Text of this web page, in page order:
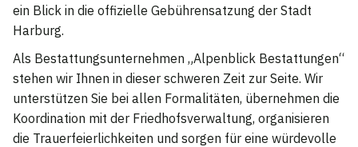
ein Blick in die offizielle Gebührensatzung der Stadt
Harburg.
Als Bestattungsunternehmen „Alpenblick Bestattungen“
stehen wir Ihnen in dieser schweren Zeit zur Seite. Wir
unterstützen Sie bei allen Formalitäten, übernehmen die
Koordination mit der Friedhofsverwaltung, organisieren
die Trauerfeierlichkeiten und sorgen für eine würdevolle